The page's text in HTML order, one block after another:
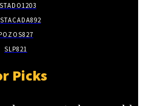
1203
892
827
SLP821
Picks